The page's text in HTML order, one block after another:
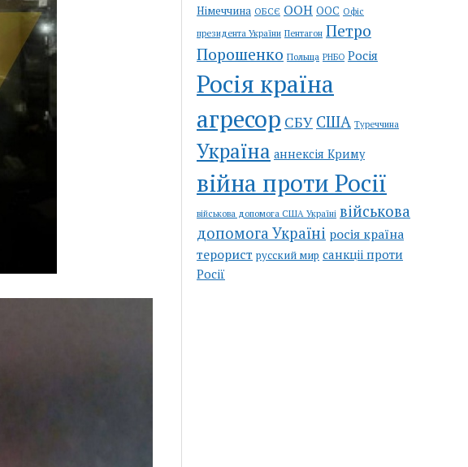
Німеччина ОБСЄ ООН ООС Офіс
президента України Пентагон Петро
Порошенко Польща РНБО Росія
Росія країна
агресор СБУ США Туреччина
Україна аннексія Криму
війна проти Росії
військова допомога США Україні військова
допомога Україні росія країна
терорист русский мир санкціі проти
Росії